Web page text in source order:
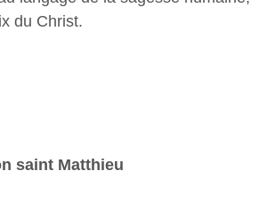
du Christ.
saint Matthieu